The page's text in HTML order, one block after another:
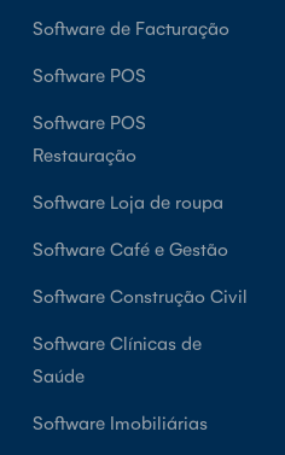
Software de Facturação
Software POS
Software POS
Restauração
Software Loja de roupa
Software Café e Gestão
Software Construção Civil
Software Clínicas de
Saúde
Software Imobiliárias